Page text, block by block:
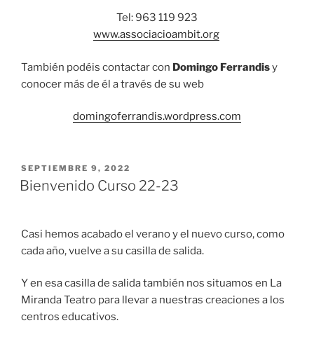
Tel: 963 119 923
www.associacioambit.org
También podéis contactar con Domingo Ferrandisy
conocer más de él a través de su web
domingoferrandis.wordpress.com
SEPTIEMBRE 9, 2022
Bienvenido Curso 22-23
Casi hemos acabado el verano y el nuevo curso, como
cada año, vuelve a su casilla de salida.
Y en esa casilla de salida también nos situamos en La
Miranda Teatro para llevar a nuestras creaciones a los
centros educativos.